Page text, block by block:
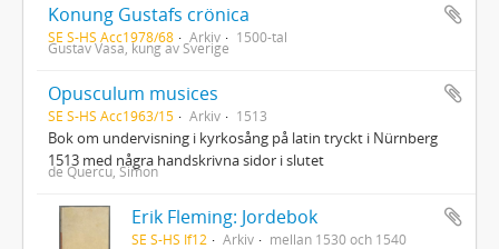
Konung Gustafs crönica
SE S-HS Acc1978/68 Arkiv 1500-tal
Gustav Vasa, kung av Sverige
Opusculum musices
SE S-HS Acc1963/15 Arkiv 1513
Bok om undervisning i kyrkosång på latin tryckt i Nürnberg
1513 med några handskrivna sidor i slutet
de Quercu, Simon
Erik Fleming: Jordebok
SE S-HS If12 Arkiv mellan 1530 och 1540